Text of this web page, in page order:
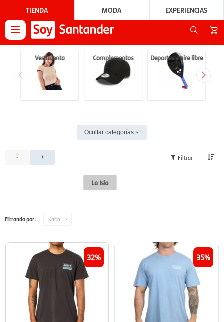
TIENDA MODA EXPERIENCIAS

Vestimenta Complementos Deportes y aire libre
Ocultar categorías
- +
La Isla
Filtrando por: Katin
32 35